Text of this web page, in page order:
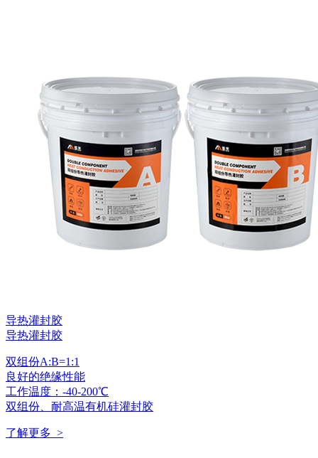
导热灌封胶
导热灌封胶
双组份A:B=1:1
良好的绝缘性能
工作温度：-40-200℃
双组份、耐高温有机硅灌封胶
了解更多 >